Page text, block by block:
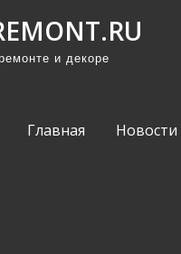
и декоре
Главная Новости